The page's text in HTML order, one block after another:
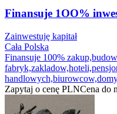
Finansuje 1OO%
Zainwestuję kapitał
Cała Polska
Finansuje 100%
Zapytaj o cenę PLNCena do